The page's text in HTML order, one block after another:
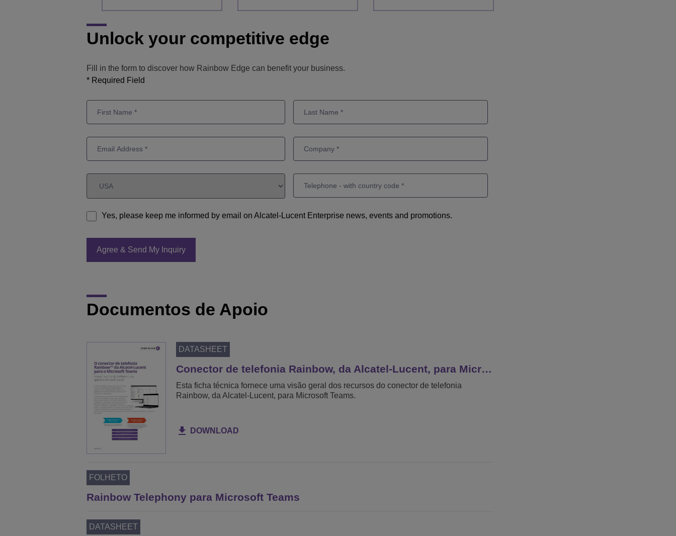
Unlock your competitive edge
Fill in the form to discover how Rainbow Edge can benefit your business.
* Required Field
Yes, please keep me informed by email on Alcatel-Lucent Enterprise news, events and promotions.
Documentos de Apoio
DATASHEET
Conector de telefonia Rainbow, da Alcatel-Lucent, para Micr…
Esta ficha técnica fornece uma visão geral dos recursos do conector de telefonia
Rainbow, da Alcatel-Lucent, para Microsoft Teams.
DOWNLOAD
FOLHETO
Rainbow Telephony para Microsoft Teams
DATASHEET